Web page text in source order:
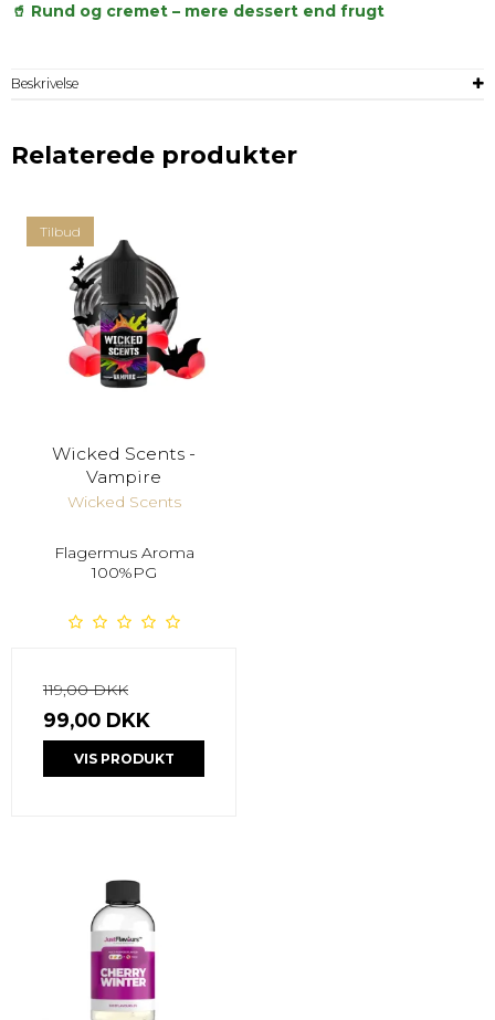
🥤 Rund og cremet – mere dessert end frugt
Beskrivelse
Relaterede produkter
Tilbud
Wicked Scents -
Vampire
Wicked Scents
Flagermus Aroma
100%PG
119,00 DKK
99,00 DKK
VIS PRODUKT